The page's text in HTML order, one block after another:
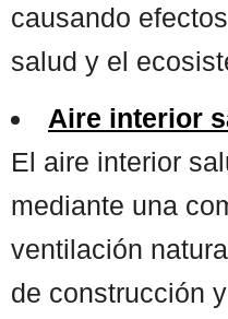
causando
salud y el
Aire interior
El aire interior
mediante una
ventilación
de construcción